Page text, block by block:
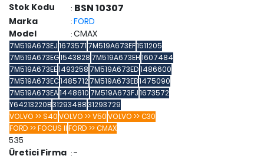
Stok Kodu : BSN 10307
Marka : FORD
Model
: CMAX
7M519A673EJ1673571 7M519A673EF1511205
7M519A673EG1543828 7M519A673EH1607484
7M519A673EE1493258 7M519A673ED1486600
7M519A673EC14857127M519A673EB1475090
7M519A673EA1448610 7M519A673FJ1673572
Y64213220B3129348831293729
VOLVO >> S40VOLVO >> V50VOLVO >> C30
FORD >> FOCUS IIFORD >> CMAX
535
Üretici Firma : -